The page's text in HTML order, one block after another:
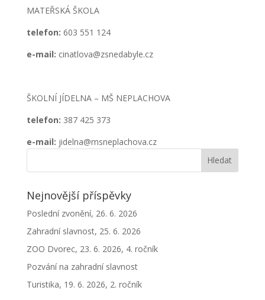
MATEŘSKÁ ŠKOLA
telefon: 603 551 124
e-mail: cinatlova@zsnedabyle.cz
ŠKOLNÍ JÍDELNA – MŠ NEPLACHOVA
telefon: 387 425 373
e-mail: jidelna@msneplachova.cz
Nejnovější příspěvky
Poslední zvonění, 26. 6. 2026
Zahradní slavnost, 25. 6. 2026
ZOO Dvorec, 23. 6. 2026, 4. ročník
Pozvání na zahradní slavnost
Turistika, 19. 6. 2026, 2. ročník